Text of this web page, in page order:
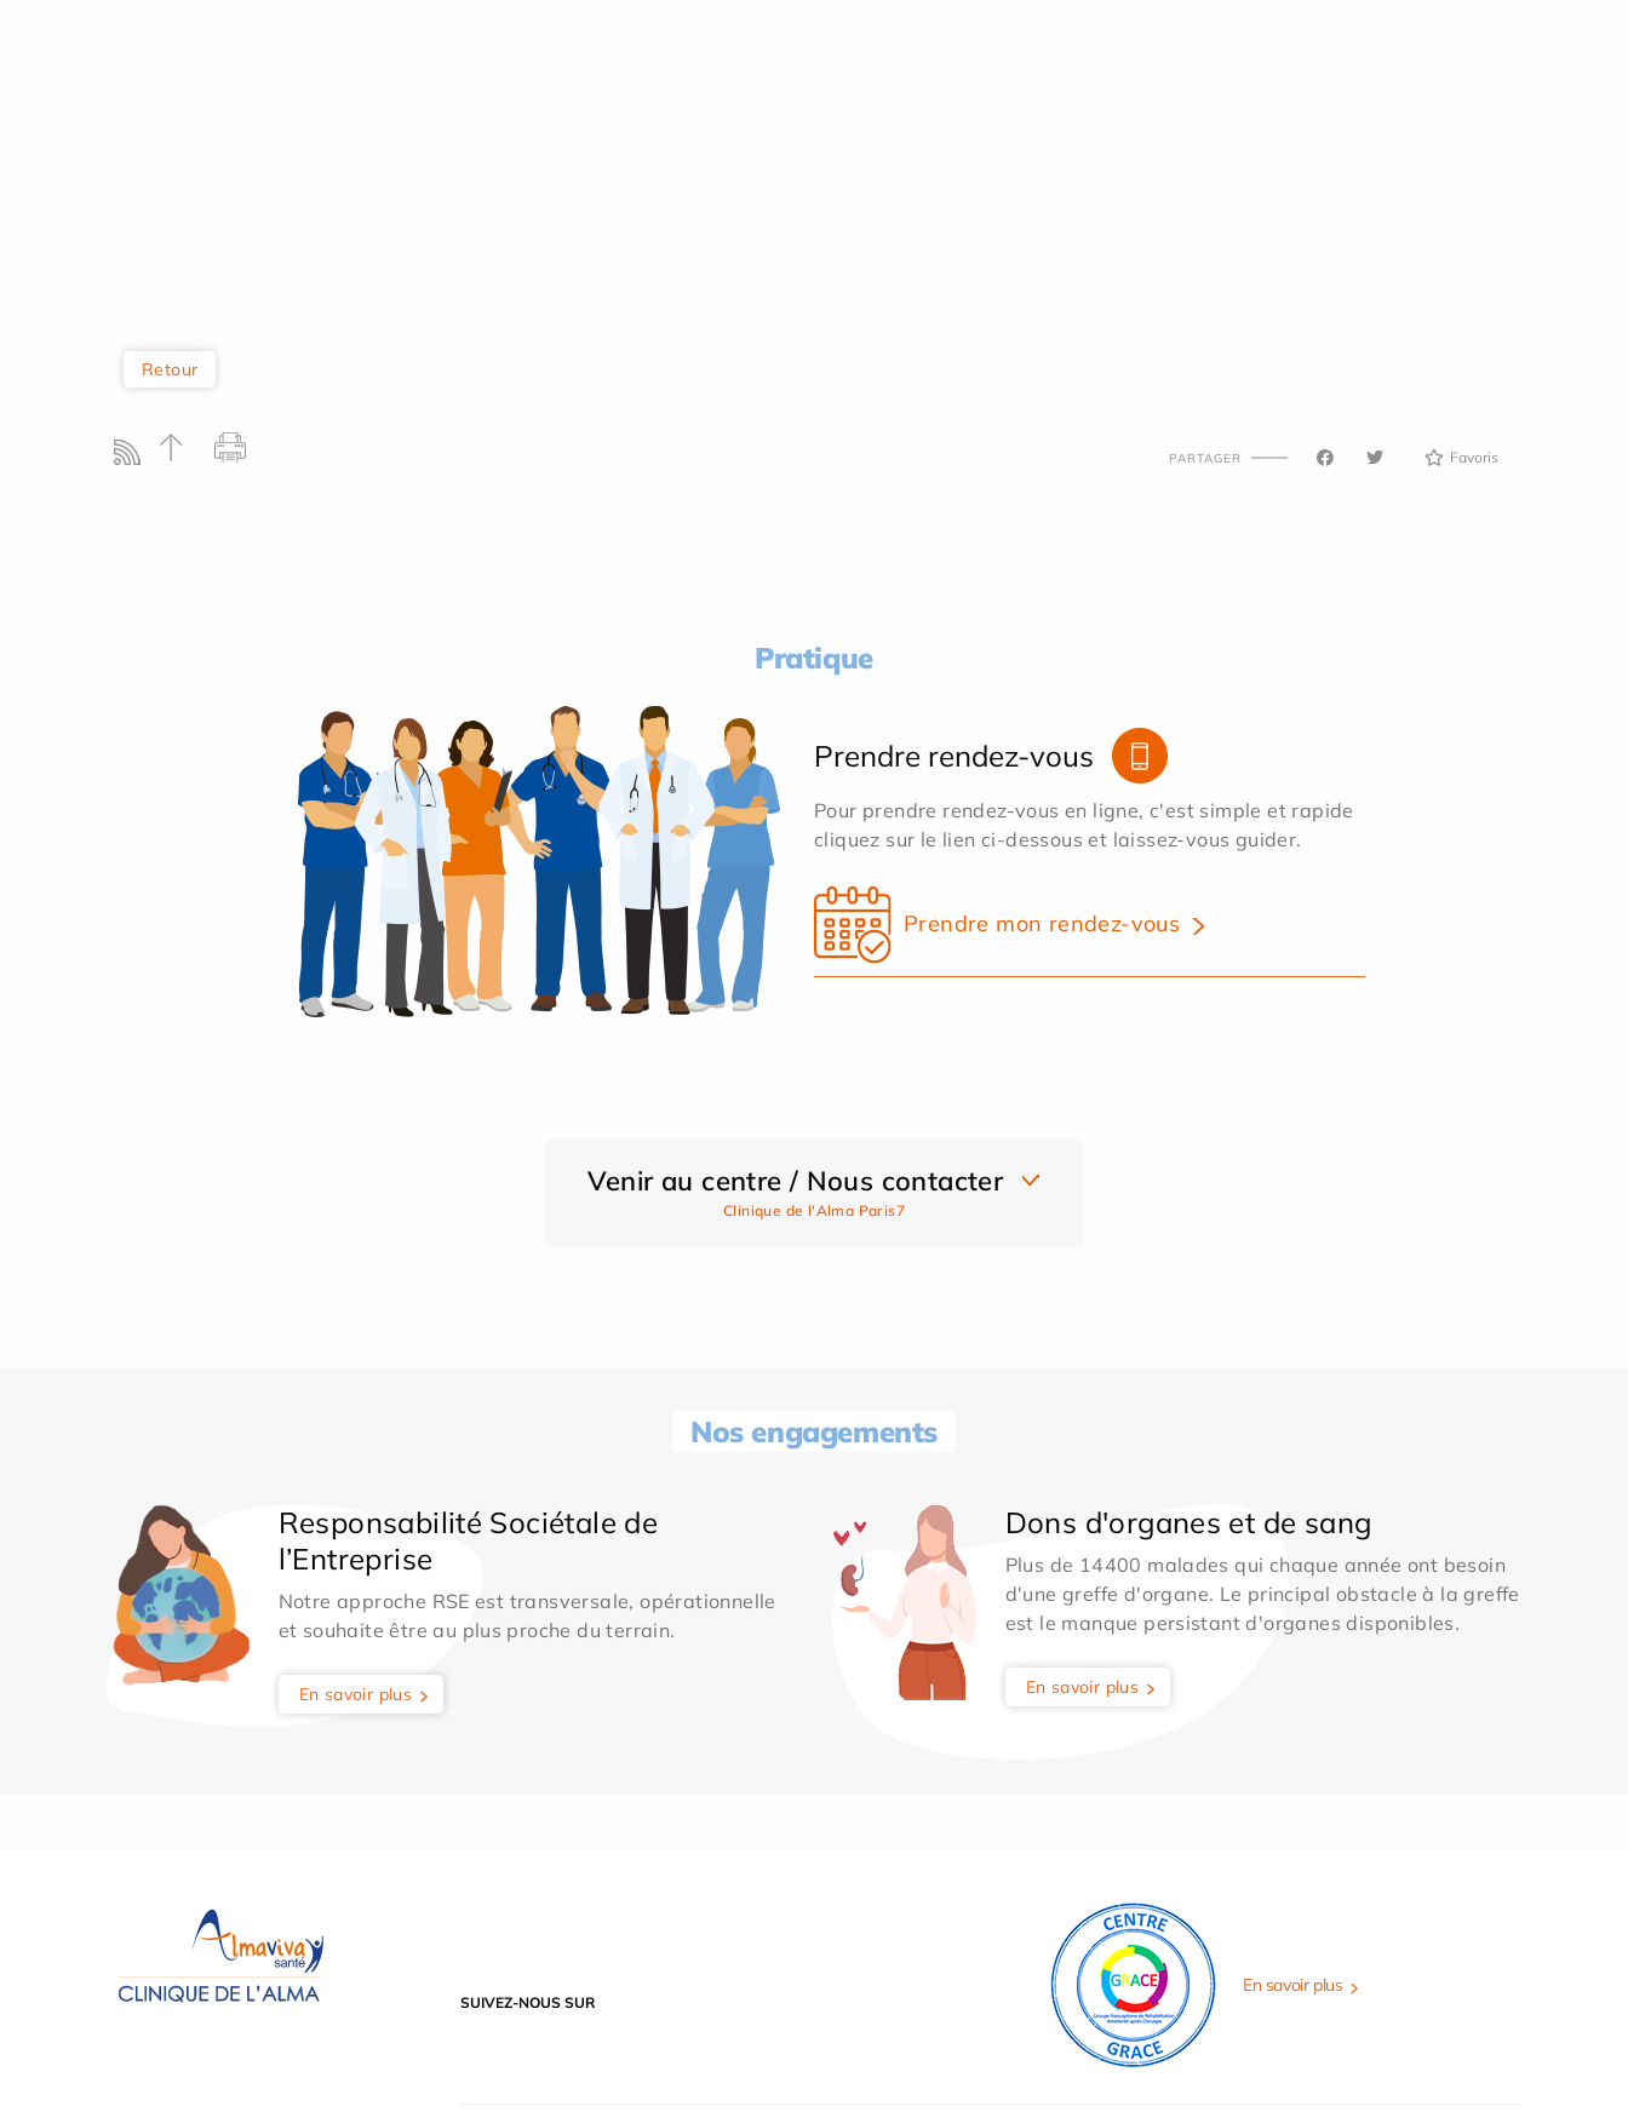
Retour
PARTAGER Favoris
Pratique
Prendre rendez-vous
Pour prendre rendez-vous en ligne, c'est simple et rapide
cliquez sur le lien ci-dessous et laissez-vous guider.
Prendre mon rendez-vous
Venir au centre / Nous contacter
Clinique de l'Alma Paris7
Nos engagements
Responsabilité Sociétale de
l’Entreprise
Notre approche RSE est transversale, opérationnelle
et souhaite être au plus proche du terrain.
En savoir plus
Dons d'organes et de sang
Plus de 14400 malades qui chaque année ont besoin
d'une greffe d'organe. Le principal obstacle à la greffe
est le manque persistant d'organes disponibles.
En savoir plus
SUIVEZ-NOUS SUR
En savoir plus